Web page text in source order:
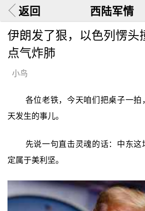
返回 西陆军情
伊朗发了狠，以色列愣头
点气炸肺
小鸟
各位老铁，今天咱们把桌子一拍
天发生的事儿。
先说一句直击灵魂的话：中东
定属于美利坚。